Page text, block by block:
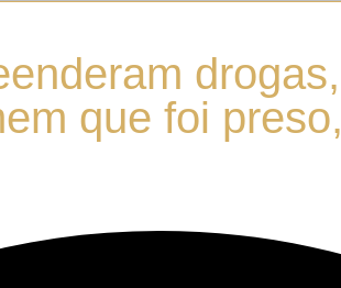
que foi